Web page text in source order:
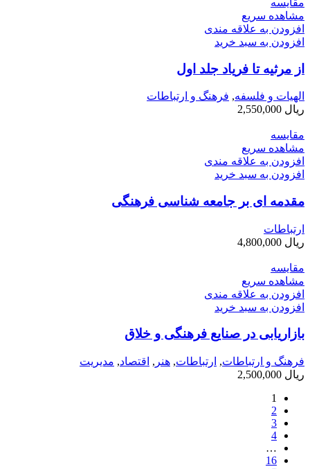
مشاهده سریع
افزودن به علاقه مندی
افزودن به سبد خرید
از مرثیه تا فریاد جلد اول
الهیات و فلسفه, فرهنگ و ارتباطات
ریال
مقایسه
مشاهده سریع
افزودن به علاقه مندی
افزودن به سبد خرید
مقدمه ای بر جامعه شناسی فرهنگی
ارتباطات
ریال
مقایسه
مشاهده سریع
افزودن به علاقه مندی
افزودن به سبد خرید
بازاریابی در صنایع فرهنگی و خلاق
فرهنگ و ارتباطات, ارتباطات, هنر , اقتصاد, مديريت
ریال
1
2
3
4
…
16